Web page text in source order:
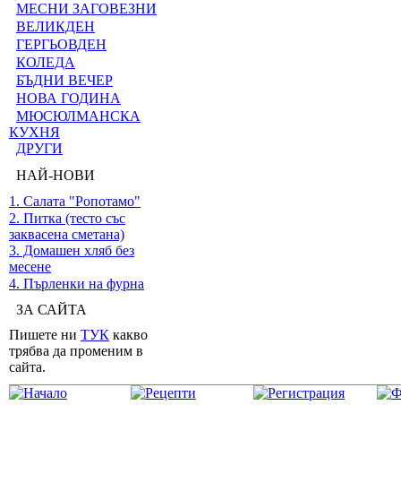
МЕСНИ ЗАГОВЕЗНИ
ВЕЛИКДЕН
ГЕРГЬОВДЕН
КОЛЕДА
БЪДНИ ВЕЧЕР
НОВА ГОДИНА
МЮСЮЛМАНСКА
КУХНЯ
ДРУГИ
НАЙ-НОВИ
1. Салата "Ропотамо"
2. Питка (тесто със
заквасена сметана)
3. Домашен хляб без
месене
4. Пърленки на фурна
ЗА САЙТА
Пишете ни ТУК какво
трябва да променим в
сайта.